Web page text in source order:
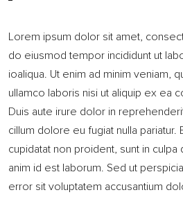
Lorem ipsum dolor sit amet,
do eiusmod tempor incididunt ut
ioaliqua. Ut enim ad minim veniam,
ullamco laboris nisi ut aliquip ex ea
Duis aute irure dolor in
cillum dolore eu fugiat nulla
cupidatat non proident, sunt in
anim id est laborum. Sed ut
error sit voluptatem accusantium